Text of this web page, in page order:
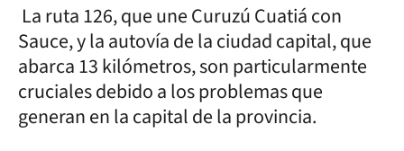
La ruta 126, que une Curuzú Cuatiá con
Sauce, y la autovía de la ciudad capital, que
abarca 13 kilómetros, son particularmente
cruciales debido a los problemas que
generan en la capital de la provincia.